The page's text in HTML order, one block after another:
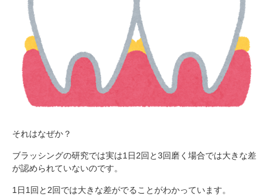
それはなぜか？
ブラッシングの研究では実は1日2回と3回磨く場合では大きな差
が認められていないのです。
1日1回と2回では大きな差がでることがわかっています。